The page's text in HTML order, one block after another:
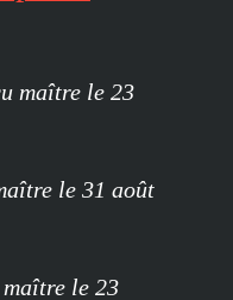
maître le 23
le 31 août
le 23